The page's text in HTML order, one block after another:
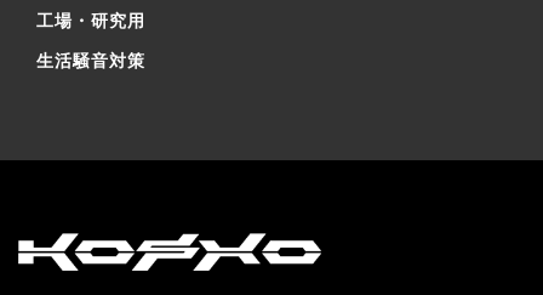
工場・研究用
生活騒音対策